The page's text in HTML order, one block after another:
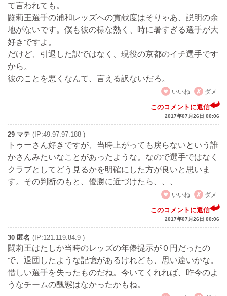
て言われても。
闘莉王選手の浦和レッズへの貢献度はそりゃあ、説明の余
地がないです。僕も彼の様な熱く、時に暑すぎる選手が大
好きですよ。
だけど、引退した訳ではなく、現役の京都のイチ選手です
から。
彼のことを悪くなんて、言える訳ないだろ。
いいね
ダメ
このコメントに返信
2017年07月26日 00:06
29 マテ (IP:49.97.97.188 )
トゥーさん好きですが、当時上がっても戻らないという誰
かさんみたいなことがあったような。なので選手ではなく
クラブとしてどう見るかを明確にした方が良いと思いま
す。その判断のもと、優勝に近づけたら、、、
いいね
ダメ
このコメントに返信
2017年07月26日 00:06
30 匿名 (IP:121.119.84.9 )
闘莉王はたしか当時のレッズの年俸提示が０円だったの
で、退団したような記憶があるけれども、思い違いかな。
惜しい選手を失ったものだね。今いてくれれば、昨今のよ
うなチームの醜態はなかったかもね。